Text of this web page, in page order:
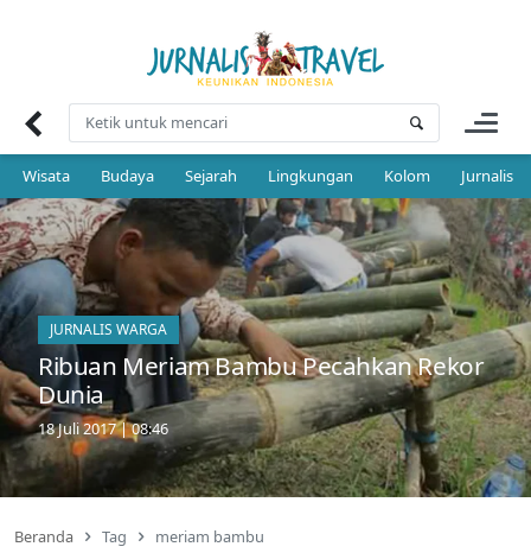
Wisata Budaya Sejarah Lingkungan Kolom Jurnalis
JURNALIS WARGA
Ribuan Meriam Bambu Pecahkan Rekor
Dunia
18 Juli 2017 | 08:46
Beranda Tag meriam bambu